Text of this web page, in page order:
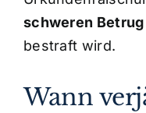
schweren Betrug
bestraft wird.
Wann